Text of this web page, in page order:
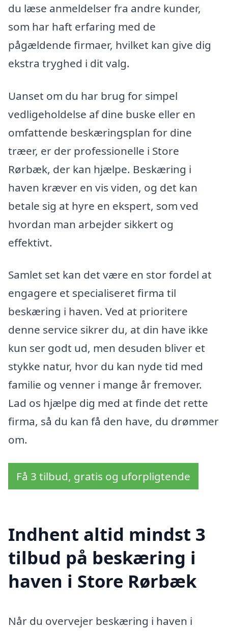
du læse anmeldelser fra andre kunder,
som har haft erfaring med de
pågældende firmaer, hvilket kan give dig
ekstra tryghed i dit valg.
Uanset om du har brug for simpel
vedligeholdelse af dine buske eller en
omfattende beskæringsplan for dine
træer, er der professionelle i Store
Rørbæk, der kan hjælpe. Beskæring i
haven kræver en vis viden, og det kan
betale sig at hyre en ekspert, som ved
hvordan man arbejder sikkert og
effektivt.
Samlet set kan det være en stor fordel at
engagere et specialiseret firma til
beskæring i haven. Ved at prioritere
denne service sikrer du, at din have ikke
kun ser godt ud, men desuden bliver et
stykke natur, hvor du kan nyde tid med
familie og venner i mange år fremover.
Lad os hjælpe dig med at finde det rette
firma, så du kan få den have, du drømmer
om.
Få 3 tilbud, gratis og uforpligtende
Indhent altid mindst 3
tilbud på beskæring i
haven i Store Rørbæk
Når du overvejer beskæring i haven i